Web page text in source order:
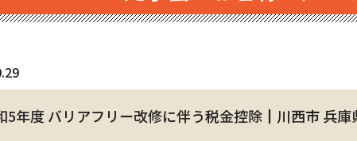
5年度 バリアフリー改修に伴う税金控除┃川西市 兵庫